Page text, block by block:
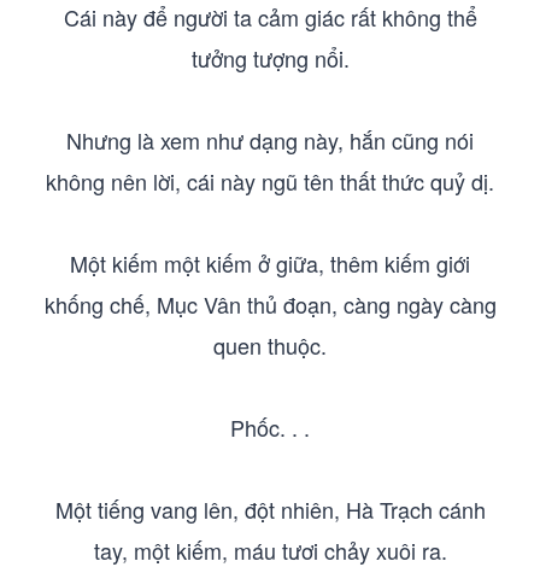
Cái này để người ta cảm giác rất không thể
tưởng tượng nổi.
Nhưng là xem như dạng này, hắn cũng nói
không nên lời, cái này ngũ tên thất thức quỷ dị.
Một kiếm một kiếm ở giữa, thêm kiếm giới
khống chế, Mục Vân thủ đoạn, càng ngày càng
quen thuộc.
Phốc. . .
Một tiếng vang lên, đột nhiên, Hà Trạch cánh
tay, một kiếm, máu tươi chảy xuôi ra.